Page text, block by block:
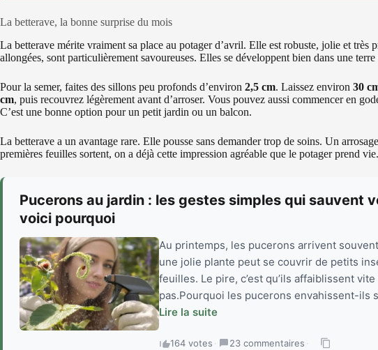
La betterave, la bonne surprise du mois
La betterave mérite vraiment sa place au potager d’avril. Elle est robuste, jolie et très
allongées, sont particulièrement savoureuses. Elles se développent bien dans une
Pour la semer, faites des sillons peu profonds d’environ 2,5 cm. Laissez environ 30
cm, puis recouvrez légèrement avant d’arroser. Vous pouvez aussi commencer en
C’est une bonne option pour un petit jardin ou un balcon.
La betterave a un avantage rare. Elle pousse sans demander trop de soins. Un
premières feuilles sortent, on a déjà cette impression agréable que le potager prend vie.
Pucerons au jardin : les gestes simples qui sauvent
voici pourquoi
Au printemps, les pucerons arrivent
une jolie plante peut se couvrir de petits
feuilles. Le pire, c’est qu’ils affaiblissent
pas.Pourquoi les pucerons envahissent-ils
Lire la suite
164 votes · 23 commentaires ·